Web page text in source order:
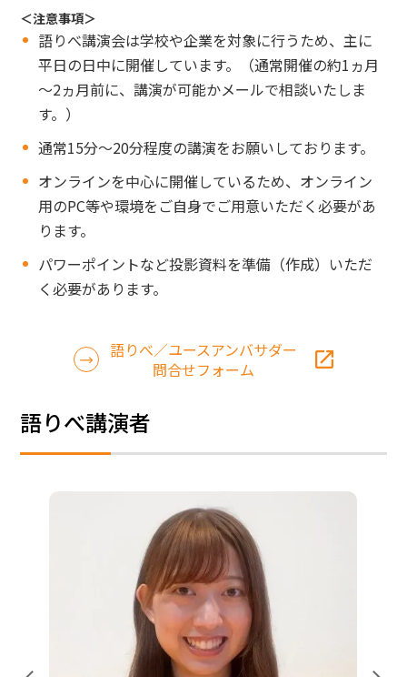
＜注意事項＞
語りべ講演会は学校や企業を対象に行うため、主に
平日の日中に開催しています。（通常開催の約1ヵ月
～2ヵ月前に、講演が可能かメールで相談いたしま
す。）
通常15分～20分程度の講演をお願いしております。
オンラインを中心に開催しているため、オンライン
用のPC等や環境をご自身でご用意いただく必要があ
ります。
パワーポイントなど投影資料を準備（作成）いただ
く必要があります。
語りべ／ユースアンバサダー
問合せフォーム
語りべ講演者